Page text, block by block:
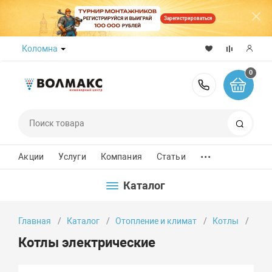
Зарегистрироваться
Коломна
8 (800)
0
Акции Услуги Компания Статьи ...
Каталог
Главная Каталог Отопление и климат Котлы
Котлы электрические